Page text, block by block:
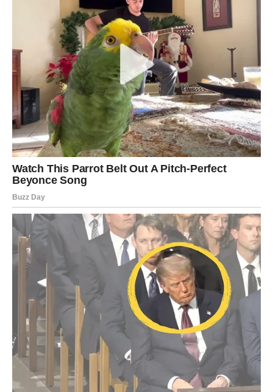
VODOLIJA
Zvijezde vam donose neočekivanu priliku ili vijest koja bi
vam mogla potpuno promijeniti budućnost.
Jedna želja sada postaje stvarnost.
Veliko iznenađenje ulazi u vaš život
Pred vama su veoma posebni trenuci.
RIBE
Ribe ulaze u jedan od najnježnijih i najljepših perioda
života.
Ljubav, sigurnost i osjećaj unutrašnje ravnoteže konačno
postaju dio vaše svakodnevice.
Duša konačno pronalazi svoju sreću
Pred vama su trenuci puni topline i ljubavi.
Horoskop otkriva da će uskoro mnogi znakovi Zodijaka